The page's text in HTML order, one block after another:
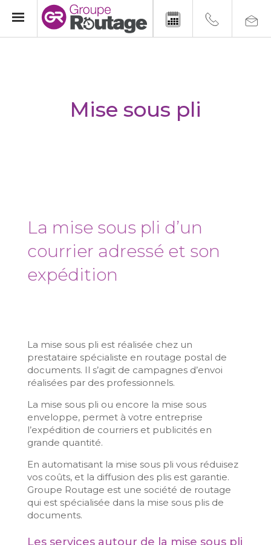
Mise sous pli
La mise sous pli d’un
courrier adressé et son
expédition
La mise sous pli est réalisée chez un
prestataire spécialiste en routage postal de
documents. Il s’agit de campagnes d’envoi
réalisées par des professionnels.
La mise sous pli ou encore la mise sous
enveloppe, permet à votre entreprise
l’expédition de courriers et publicités en
grande quantité.
En automatisant la mise sous pli vous réduisez
vos coûts, et la diffusion des plis est garantie.
Groupe Routage est une société de routage
qui est spécialisée dans la mise sous plis de
documents.
Les services autour de la mise sous pli